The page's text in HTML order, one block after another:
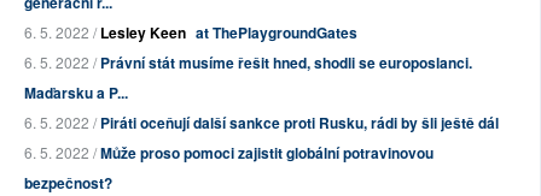
6. 5. 2022 /Lesley Keen at ThePlaygroundGates
6. 5. 2022 /Právní stát musíme řešit hned, shodli se europoslanci.
Maďarsku a P...
6. 5. 2022 /Piráti oceňují další sankce proti Rusku, rádi by šli ještě dál
6. 5. 2022 /Může proso pomoci zajistit globální potravinovou
bezpečnost?